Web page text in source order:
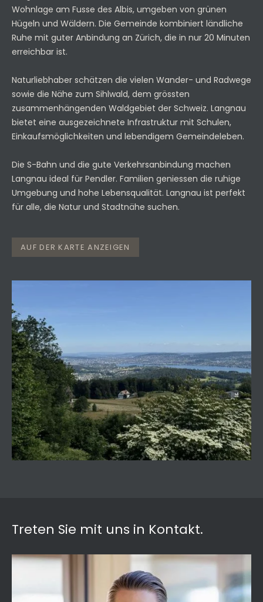
Wohnlage am Fusse des Albis, umgeben von grünen
Hügeln und Wäldern. Die Gemeinde kombiniert ländliche
Ruhe mit guter Anbindung an Zürich, die in nur 20 Minuten
erreichbar ist.
Naturliebhaber schätzen die vielen Wander- und Radwege
sowie die Nähe zum Sihlwald, dem grössten
zusammenhängenden Waldgebiet der Schweiz. Langnau
bietet eine ausgezeichnete Infrastruktur mit Schulen,
Einkaufsmöglichkeiten und lebendigem Gemeindeleben.
Die S-Bahn und die gute Verkehrsanbindung machen
Langnau ideal für Pendler. Familien geniessen die ruhige
Umgebung und hohe Lebensqualität. Langnau ist perfekt
für alle, die Natur und Stadtnähe suchen.
AUF DER KARTE ANZEIGEN
Treten Sie mit uns in Kontakt.